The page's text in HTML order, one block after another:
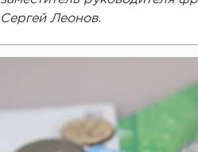
Сергей Леонов.